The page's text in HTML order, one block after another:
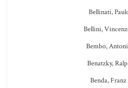
Bellinati,
Bellini,
Bembo,
Benatzky,
Benda, Franz